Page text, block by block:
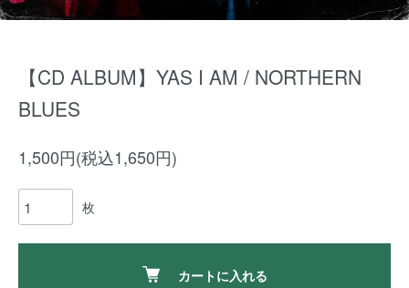
【CD ALBUM】YAS I AM / NORTHERN
BLUES
1,500円(税込1,650円)
枚
カートに入れる